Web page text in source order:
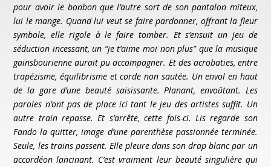
pour avoir le bonbon que l’autre sort de son pantalon miteux,
lui le mange. Quand lui veut se faire pardonner, offrant la fleur
symbole, elle rigole à le faire tomber. Et s’ensuit un jeu de
séduction incessant, un “je t’aime moi non plus” que la musique
gainsbourienne aurait pu accompagner. Et des acrobaties, entre
trapézisme, équilibrisme et corde non sautée. Un envol en haut
de la gare d’une beauté saisissante. Planant, envoûtant. Les
paroles n’ont pas de place ici tant le jeu des artistes suffit. Un
autre train repasse. Et s’arrête, cette fois-ci. Lis regarde son
Fando la quitter, image d’une parenthèse passionnée terminée.
Seule, les trains passent. Elle pleure dans son drap blanc par un
accordéon lancinant. C’est vraiment leur beauté singulière qui